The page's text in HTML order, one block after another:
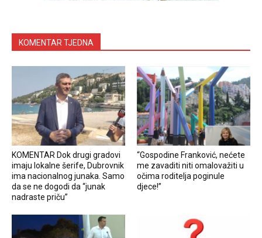
KOMENTAR TJEDNA
KOMENTAR Dok drugi gradovi
imaju lokalne šerife, Dubrovnik
ima nacionalnog junaka. Samo
da se ne dogodi da “junak
nadraste priču”
“Gospodine Franković, nećete
me zavaditi niti omalovažiti u
očima roditelja poginule
djece!”